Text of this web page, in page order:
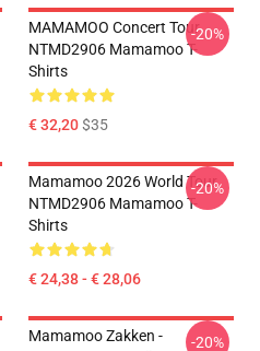
MAMAMOO Concert Tour
NTMD2906 Mamamoo T-
Shirts
€ 32,20$35
-20%
Mamamoo 2026 World Tour
NTMD2906 Mamamoo T-
Shirts
€ 24,38 - € 28,06
-20%
Mamamoo Zakken -
-20%